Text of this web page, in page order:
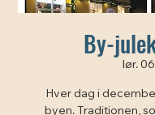
By-
lør.
Hver dag i
byen. Traditionen,